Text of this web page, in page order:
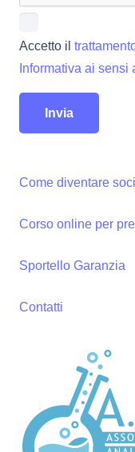
Accetto il
Informativa ai sensi
Come diventare
Corso online per
Sportello Garanzia
Contatti